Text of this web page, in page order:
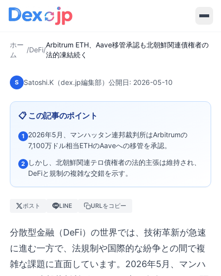
ホー
ム
/DeFi/
Arbitrum ETH、Aave移管承認も北朝鮮関連債権者の
法的凍結続く
2026-05-10
Arbitrum ETH、Aave移管承認も北朝
鮮関連債権者の法的凍結続く
S Satoshi.K（dex.jp編集部） 公開日: 2026-05-10
📋 この記事のポイント
1 2026年5月、マンハッタン連邦裁判所はArbitrumの
7,100万ドル相当ETHのAaveへの移管を承認。
2
しかし、北朝鮮関連テロ債権者の法的主張は維持され、
DeFiと規制の複雑な交錯を示す。
ポスト LINE URLをコピー
分散型金融（DeFi）の世界では、技術革新が急速
に進む一方で、法規制や国際的な紛争との間で複
雑な課題に直面しています。2026年5月、マンハ